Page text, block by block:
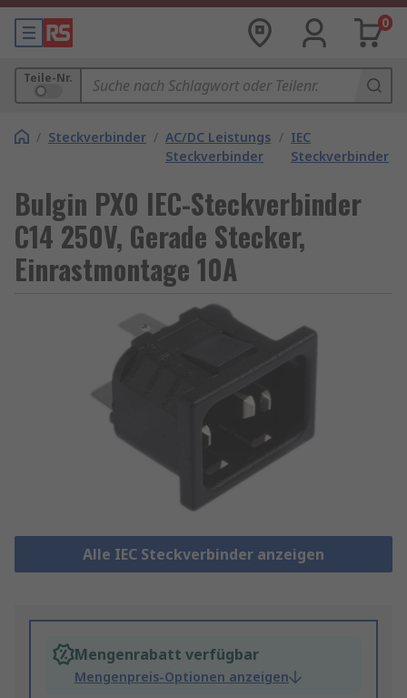
0
Teile-Nr.
/ Steckverbinder / AC/DC Leistungs
Steckverbinder
/ IEC
Steckverbinder
Bulgin PX0 IEC-Steckverbinder
C14 250V, Gerade Stecker,
Einrastmontage 10A
Alle IEC Steckverbinder anzeigen
Mengenrabatt verfügbar
Mengenpreis-Optionen anzeigen